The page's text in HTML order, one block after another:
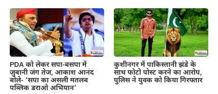
PDA को लेकर सपा-बसपा में
जुबानी जंग तेज, आकाश आनंद
बोले- ‘सपा का असली मतलब
पब्लिक डराओ अभियान’
कुशीनगर में पाकिस्तानी झंडे के
साथ फोटो पोस्ट करने का आरोप,
पुलिस ने युवक को किया गिरफ्तार